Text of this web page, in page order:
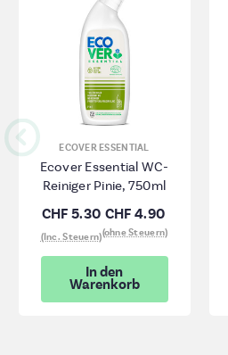
ECOVER ESSENTIAL
Ecover Essential WC-
Reiniger Pinie, 750ml
CHF 5.30
(Inc. Steuern)
CHF 4.90
(ohne Steuern)
In den
Warenkorb